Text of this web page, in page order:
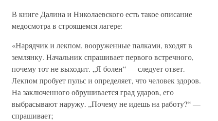
В книге Далина и Николаевского есть такое описание
медосмотра в строящемся лагере:
«Нарядчик и лекпом, вооруженные палками, входят в
землянку. Начальник спрашивает первого встречного,
почему тот не выходит. „Я болен“ — следует ответ.
Лекпом пробует пульс и определяет, что человек здоров.
На заключенного обрушивается град ударов, его
выбрасывают наружу. „Почему не идешь на работу?“ —
спрашивает;